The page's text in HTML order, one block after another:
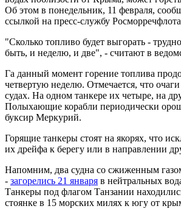
Об этом в понедельник, 11 февраля,
ссылкой на пресс-службу
"Сколько топливо будет выгорать -
быть, и неделю, и две", - считают в
Га данный момент горение топлива
четвертую неделю. Отмечается, что
судах. На одном танкере их четыре, на
Полыхающие корабли периодически
буксир Меркурий.
Горящие танкеры стоят на якорях, что
их дрейфа к берегу или в направлении
Напомним, два судна со сжиженным
- загорелись 21 января в нейтральных
Танкеры под флагом Танзании
стоянке в 15 морских милях к югу от